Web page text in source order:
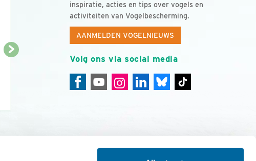
inspiratie, acties en tips over vogels en
activiteiten van Vogelbescherming.
AANMELDEN VOGELNIEUWS
Volg ons via social media